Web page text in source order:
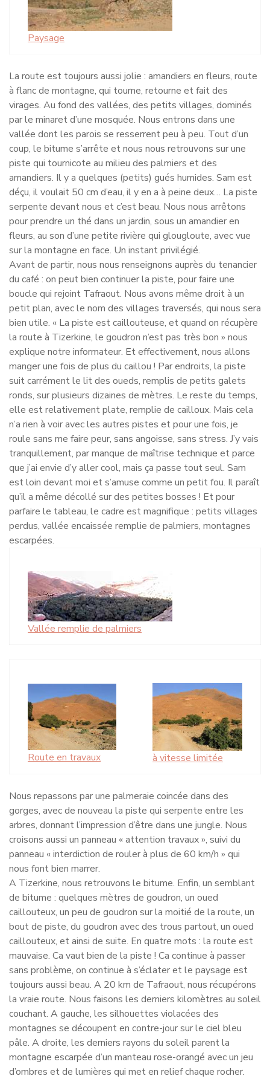
Paysage
La route est toujours aussi jolie : amandiers en fleurs, route
à flanc de montagne, qui tourne, retourne et fait des
virages. Au fond des vallées, des petits villages, dominés
par le minaret d’une mosquée. Nous entrons dans une
vallée dont les parois se resserrent peu à peu. Tout d’un
coup, le bitume s’arrête et nous nous retrouvons sur une
piste qui tournicote au milieu des palmiers et des
amandiers. Il y a quelques (petits) gués humides. Sam est
déçu, il voulait 50 cm d’eau, il y en a à peine deux… La piste
serpente devant nous et c’est beau. Nous nous arrêtons
pour prendre un thé dans un jardin, sous un amandier en
fleurs, au son d’une petite rivière qui glougloute, avec vue
sur la montagne en face. Un instant privilégié.
Avant de partir, nous nous renseignons auprès du tenancier
du café : on peut bien continuer la piste, pour faire une
boucle qui rejoint Tafraout. Nous avons même droit à un
petit plan, avec le nom des villages traversés, qui nous sera
bien utile. « La piste est caillouteuse, et quand on récupère
la route à Tizerkine, le goudron n’est pas très bon » nous
explique notre informateur. Et effectivement, nous allons
manger une fois de plus du caillou ! Par endroits, la piste
suit carrément le lit des oueds, remplis de petits galets
ronds, sur plusieurs dizaines de mètres. Le reste du temps,
elle est relativement plate, remplie de cailloux. Mais cela
n’a rien à voir avec les autres pistes et pour une fois, je
roule sans me faire peur, sans angoisse, sans stress. J’y vais
tranquillement, par manque de maîtrise technique et parce
que j’ai envie d’y aller cool, mais ça passe tout seul. Sam
est loin devant moi et s’amuse comme un petit fou. Il paraît
qu’il a même décollé sur des petites bosses ! Et pour
parfaire le tableau, le cadre est magnifique : petits villages
perdus, vallée encaissée remplie de palmiers, montagnes
escarpées.
Vallée remplie de palmiers
Route en travaux à vitesse limitée
Nous repassons par une palmeraie coincée dans des
gorges, avec de nouveau la piste qui serpente entre les
arbres, donnant l’impression d’être dans une jungle. Nous
croisons aussi un panneau « attention travaux », suivi du
panneau « interdiction de rouler à plus de 60 km/h » qui
nous font bien marrer.
A Tizerkine, nous retrouvons le bitume. Enfin, un semblant
de bitume : quelques mètres de goudron, un oued
caillouteux, un peu de goudron sur la moitié de la route, un
bout de piste, du goudron avec des trous partout, un oued
caillouteux, et ainsi de suite. En quatre mots : la route est
mauvaise. Ca vaut bien de la piste ! Ca continue à passer
sans problème, on continue à s’éclater et le paysage est
toujours aussi beau. A 20 km de Tafraout, nous récupérons
la vraie route. Nous faisons les derniers kilomètres au soleil
couchant. A gauche, les silhouettes violacées des
montagnes se découpent en contre-jour sur le ciel bleu
pâle. A droite, les derniers rayons du soleil parent la
montagne escarpée d’un manteau rose-orangé avec un jeu
d’ombres et de lumières qui met en relief chaque rocher.